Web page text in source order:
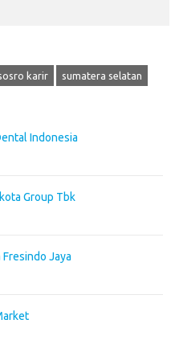
karir sumatera selatan
Indonesia
Group Tbk
Jaya